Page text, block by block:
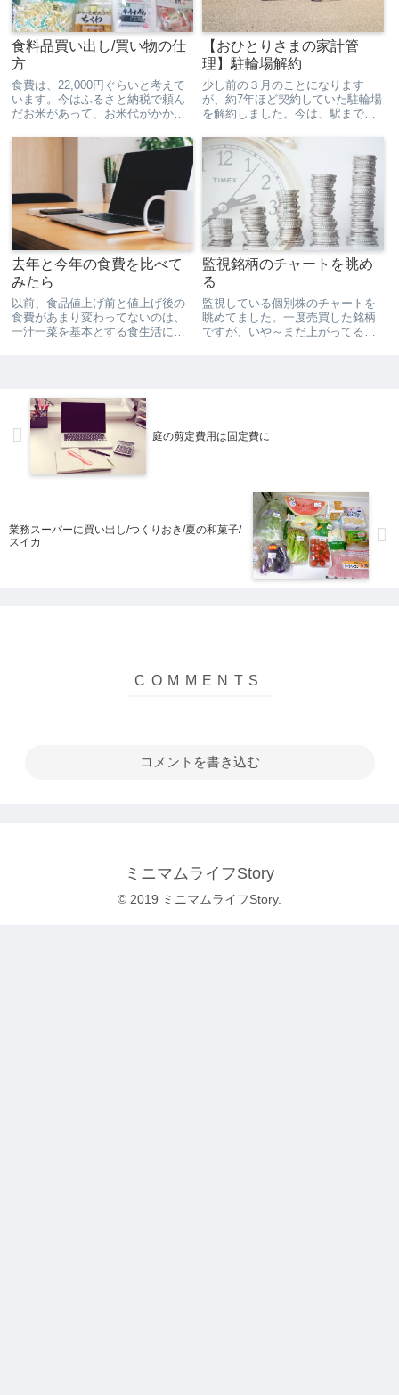
食料品買い出し/買い物の仕
方
食費は、22,000円ぐらいと考えて
います。今はふるさと納税で頼ん
だお米があって、お米代がかから
い。お米がなくなったら難しいか
もしれないけど。食品の値段ほん
と上がってますよね。職場の子
が、食パンが小さくなってる...
【おひとりさまの家計管
理】駐輪場解約
少し前の３月のことになります
が、約7年ほど契約していた駐輪場
を解約しました。今は、駅まで往
を解約したことで、年間21,600円
の費用が浮きました。なぜ解約し
たかというと、解約したほうがメ
リットが大きかったから...
去年と今年の食費を比べて
みたら
以前、食品値上げ前と値上げ後の
食費があまり変わってないのは、
一汁一菜を基本とする食生活に変
を比較したんですが、この間、
去...
監視銘柄のチャートを眺め
る
監視している個別株のチャートを
眺めてました。一度売買した銘柄
ですが、いや～まだ上がってる。
庭の剪定費用は固定費に
業務スーパーに買い出し/つくりおき/夏の和菓子/
スイカ
コメントを書き込む
ミニマムライフStory
© 2019 ミニマムライフStory.